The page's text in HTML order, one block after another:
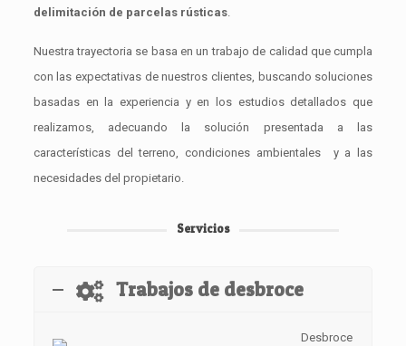
delimitación de parcelas rústicas.
Nuestra trayectoria se basa en un trabajo de calidad que cumpla
con las expectativas de nuestros clientes, buscando soluciones
basadas en la experiencia y en los estudios detallados que
realizamos, adecuando la solución presentada a las
características del terreno, condiciones ambientales y a las
necesidades del propietario.
Servicios
Trabajos de desbroce
Desbroce